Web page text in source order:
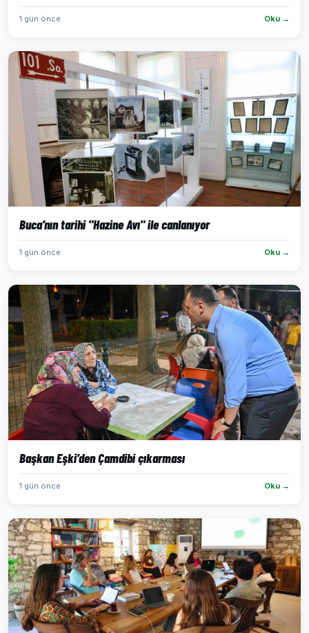
1 gün önce Oku →
Buca’nın tarihi "Hazine Avı" ile canlanıyor
1 gün önce Oku →
Başkan Eşki’den Çamdibi çıkarması
1 gün önce Oku →